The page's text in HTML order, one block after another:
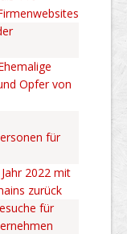
Opfer von
für
2022 mit
zurück
für